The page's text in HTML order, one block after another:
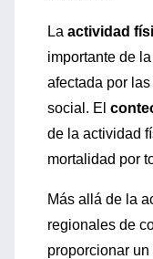
La actividad
importante de
afectada por
social. El
de la actividad
mortalidad por
Más allá de la
regionales de
proporcionar un